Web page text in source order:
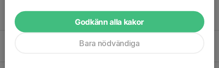
SM 2025
1
Godkänn alla kakor
Bara nödvändiga